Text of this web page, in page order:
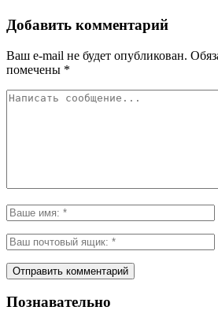
Добавить комментарий
Ваш e-mail не будет опубликован.
помечены *
Познавательно